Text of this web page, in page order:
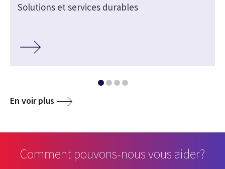
Solutions et services durables
En voir plus
Comment pouvons-nous vous aider?